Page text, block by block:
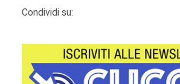
Condividi su: